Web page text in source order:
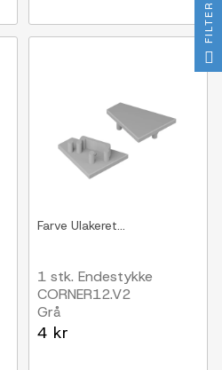
Farve Ulakeret...
1 stk. Endestykke
CORNER12.V2
Grå
4 kr
FILTER